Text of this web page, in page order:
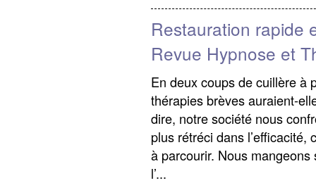
Restauration rapide
Revue Hypnose et
En deux coups de cuillère à
thérapies brèves auraient-
dire, notre société nous
plus rétréci dans
à parcourir. Nous
l’...